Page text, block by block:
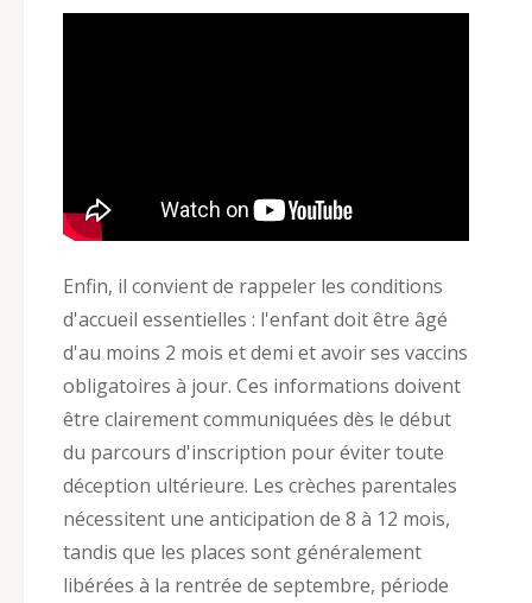
Enfin, il convient de rappeler les conditions
d'accueil essentielles : l'enfant doit être âgé
d'au moins 2 mois et demi et avoir ses vaccins
obligatoires à jour. Ces informations doivent
être clairement communiquées dès le début
du parcours d'inscription pour éviter toute
déception ultérieure. Les crèches parentales
nécessitent une anticipation de 8 à 12 mois,
tandis que les places sont généralement
libérées à la rentrée de septembre, période